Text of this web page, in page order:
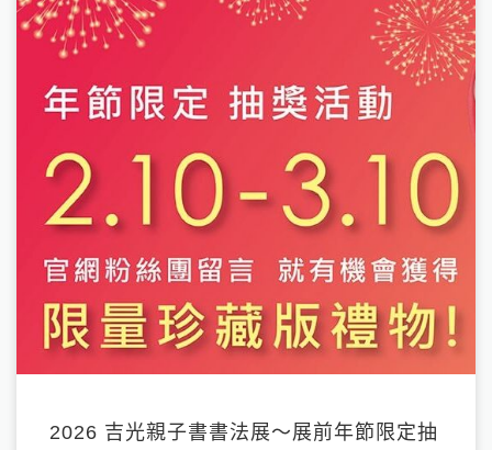
2026 吉光親子書書法展～展前年節限定抽